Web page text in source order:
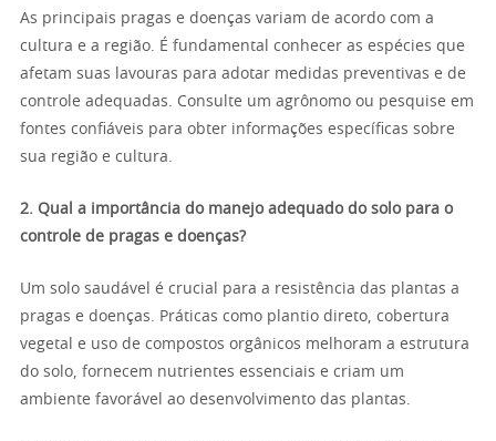
As principais pragas e doenças variam de acordo com a
cultura e a região. É fundamental conhecer as espécies que
afetam suas lavouras para adotar medidas preventivas e de
controle adequadas. Consulte um agrônomo ou pesquise em
fontes confiáveis para obter informações específicas sobre
sua região e cultura.
2. Qual a importância do manejo adequado do solo para o
controle de pragas e doenças?
Um solo saudável é crucial para a resistência das plantas a
pragas e doenças. Práticas como plantio direto, cobertura
vegetal e uso de compostos orgânicos melhoram a estrutura
do solo, fornecem nutrientes essenciais e criam um
ambiente favorável ao desenvolvimento das plantas.